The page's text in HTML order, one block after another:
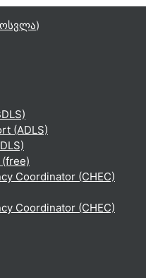
)
(ADLS)
Coordinator (CHEC)
Coordinator (CHEC)